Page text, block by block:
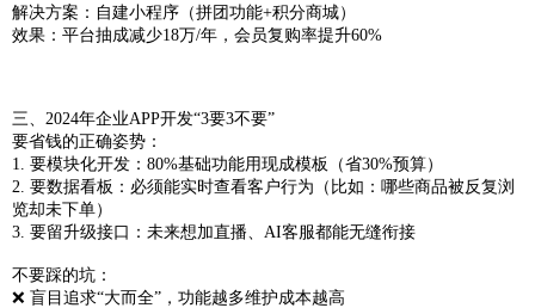
解决方案：自建小程序（拼团功能+积分商城）
效果：平台抽成减少18万/年，会员复购率提升60%
三、2024年企业APP开发“3要3不要”
要省钱的正确姿势：
1. 要模块化开发：80%基础功能用现成模板（省30%预算）
2. 要数据看板：必须能实时查看客户行为（比如：哪些商品被反复浏
览却未下单）
3. 要留升级接口：未来想加直播、AI客服都能无缝衔接
不要踩的坑：
❌ 盲目追求“大而全”，功能越多维护成本越高